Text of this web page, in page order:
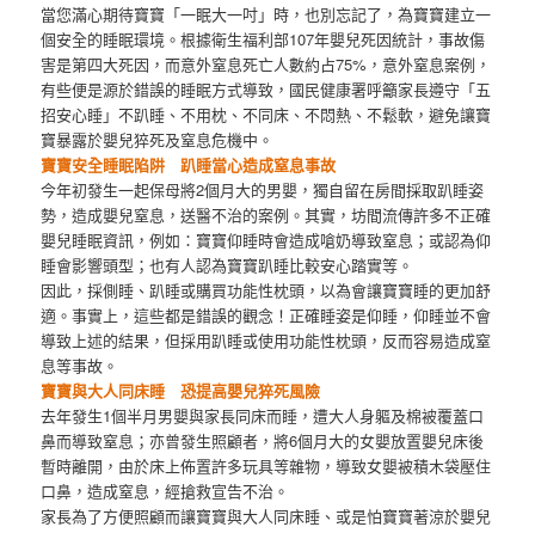
當您滿心期待寶寶「一眠大一吋」時，也別忘記了，為寶寶建立一
個安全的睡眠環境。根據衛生福利部107年嬰兒死因統計，事故傷
害是第四大死因，而意外窒息死亡人數約占75%，意外窒息案例，
有些便是源於錯誤的睡眠方式導致，國民健康署呼籲家長遵守「五
招安心睡」不趴睡、不用枕、不同床、不悶熱、不鬆軟，避免讓寶
寶暴露於嬰兒猝死及窒息危機中。
寶寶安全睡眠陷阱 趴睡當心造成窒息事故
今年初發生一起保母將2個月大的男嬰，獨自留在房間採取趴睡姿
勢，造成嬰兒窒息，送醫不治的案例。其實，坊間流傳許多不正確
嬰兒睡眠資訊，例如：寶寶仰睡時會造成嗆奶導致窒息；或認為仰
睡會影響頭型；也有人認為寶寶趴睡比較安心踏實等。
因此，採側睡、趴睡或購買功能性枕頭，以為會讓寶寶睡的更加舒
適。事實上，這些都是錯誤的觀念！正確睡姿是仰睡，仰睡並不會
導致上述的結果，但採用趴睡或使用功能性枕頭，反而容易造成窒
息等事故。
寶寶與大人同床睡 恐提高嬰兒猝死風險
去年發生1個半月男嬰與家長同床而睡，遭大人身軀及棉被覆蓋口
鼻而導致窒息；亦曾發生照顧者，將6個月大的女嬰放置嬰兒床後
暫時離開，由於床上佈置許多玩具等雜物，導致女嬰被積木袋壓住
口鼻，造成窒息，經搶救宣告不治。
家長為了方便照顧而讓寶寶與大人同床睡、或是怕寶寶著涼於嬰兒